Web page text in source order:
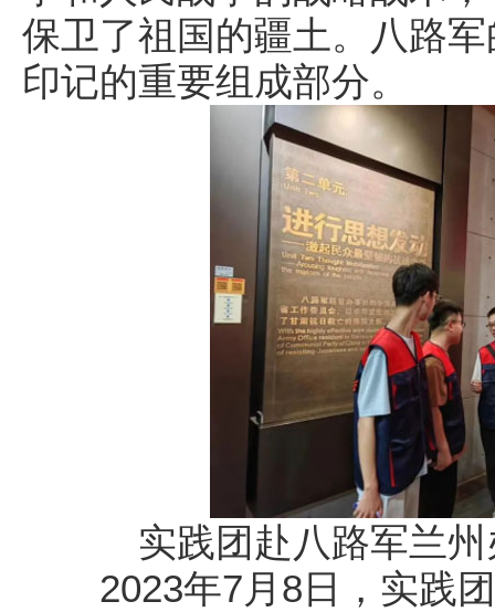
保卫了祖国的疆土。八路
印记的重要组成部分。
实践团赴八路军兰
2023年7月8日，实践团